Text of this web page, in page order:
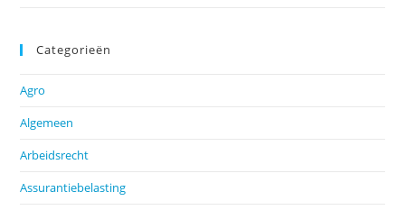
Categorieën
Agro
Algemeen
Arbeidsrecht
Assurantiebelasting